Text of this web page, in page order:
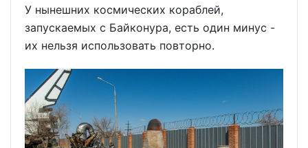
У нынешних космических кораблей,
запускаемых с Байконура, есть один минус -
их нельзя использовать повторно.